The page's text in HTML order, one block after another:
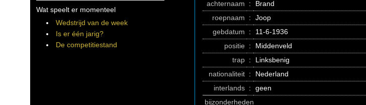
Wat speelt er momenteel
Wedstrijd van de week
Is er één jarig?
De competitiestand
achternaam :
Brand
roepnaam
:
Joop
gebdatum
:
11-6-1936
positie :
Middenveld
trap :
Linksbenig
nationaliteit :
Nederland
interlands :
geen
bijzonderheden